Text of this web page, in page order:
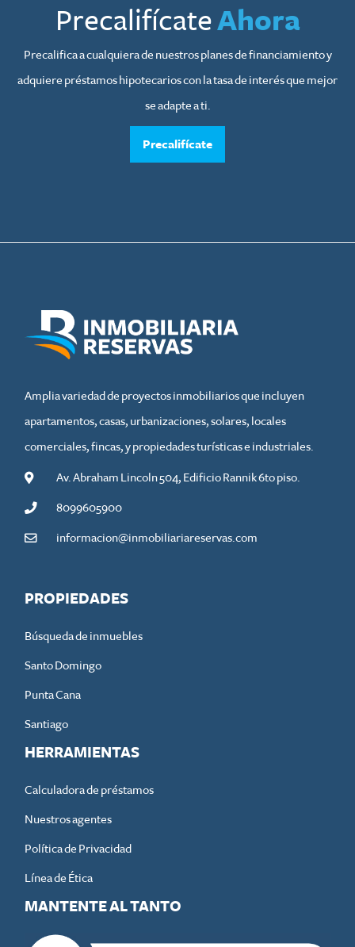
PrecalifícateAhora
Precalifica a cualquiera de nuestros planes de financiamiento y
adquiere préstamos hipotecarios con la tasa de interés que mejor
se adapte a ti.
Precalifícate
Amplia variedad de proyectos inmobiliarios que incluyen
apartamentos, casas, urbanizaciones, solares, locales
comerciales, fincas, y propiedades turísticas e industriales.
Av. Abraham Lincoln 504, Edificio Rannik 6to piso.
8099605900
informacion@inmobiliariareservas.com
PROPIEDADES
Búsqueda de inmuebles
Santo Domingo
Punta Cana
Santiago
HERRAMIENTAS
Calculadora de préstamos
Nuestros agentes
Política de Privacidad
Línea de Ética
MANTENTE AL TANTO